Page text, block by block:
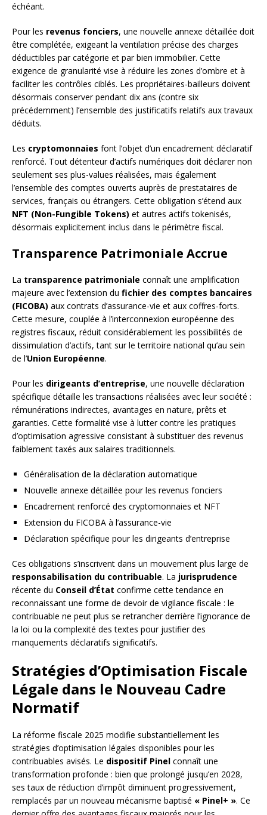
échéant.
Pour les revenus fonciers, une nouvelle annexe détaillée doit
être complétée, exigeant la ventilation précise des charges
déductibles par catégorie et par bien immobilier. Cette
exigence de granularité vise à réduire les zones d’ombre et à
faciliter les contrôles ciblés. Les propriétaires-bailleurs doivent
désormais conserver pendant dix ans (contre six
précédemment) l’ensemble des justificatifs relatifs aux travaux
déduits.
Les cryptomonnaies font l’objet d’un encadrement déclaratif
renforcé. Tout détenteur d’actifs numériques doit déclarer non
seulement ses plus-values réalisées, mais également
l’ensemble des comptes ouverts auprès de prestataires de
services, français ou étrangers. Cette obligation s’étend aux
NFT (Non-Fungible Tokens) et autres actifs tokenisés,
désormais explicitement inclus dans le périmètre fiscal.
Transparence Patrimoniale Accrue
La transparence patrimoniale connaît une amplification
majeure avec l’extension du fichier des comptes bancaires
(FICOBA) aux contrats d’assurance-vie et aux coffres-forts.
Cette mesure, couplée à l’interconnexion européenne des
registres fiscaux, réduit considérablement les possibilités de
dissimulation d’actifs, tant sur le territoire national qu’au sein
de l’Union Européenne.
Pour les dirigeants d’entreprise, une nouvelle déclaration
spécifique détaille les transactions réalisées avec leur société :
rémunérations indirectes, avantages en nature, prêts et
garanties. Cette formalité vise à lutter contre les pratiques
d’optimisation agressive consistant à substituer des revenus
faiblement taxés aux salaires traditionnels.
Généralisation de la déclaration automatique
Nouvelle annexe détaillée pour les revenus fonciers
Encadrement renforcé des cryptomonnaies et NFT
Extension du FICOBA à l’assurance-vie
Déclaration spécifique pour les dirigeants d’entreprise
Ces obligations s’inscrivent dans un mouvement plus large de
responsabilisation du contribuable. La jurisprudence
récente du Conseil d’État confirme cette tendance en
reconnaissant une forme de devoir de vigilance fiscale : le
contribuable ne peut plus se retrancher derrière l’ignorance de
la loi ou la complexité des textes pour justifier des
manquements déclaratifs significatifs.
Stratégies d’Optimisation Fiscale
Légale dans le Nouveau Cadre
Normatif
La réforme fiscale 2025 modifie substantiellement les
stratégies d’optimisation légales disponibles pour les
contribuables avisés. Le dispositif Pinel connaît une
transformation profonde : bien que prolongé jusqu’en 2028,
ses taux de réduction d’impôt diminuent progressivement,
remplacés par un nouveau mécanisme baptisé « Pinel+ ». Ce